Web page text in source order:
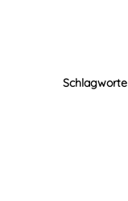
Schlagworte